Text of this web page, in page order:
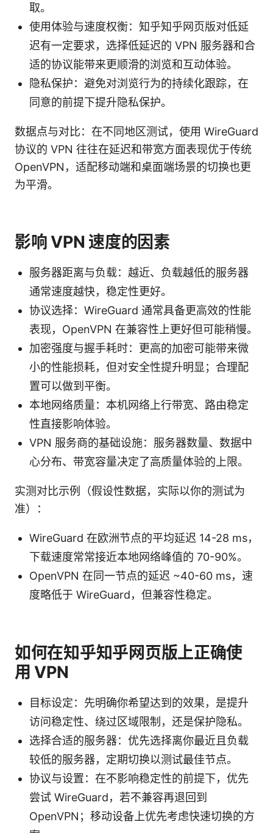
取。
使用体验与速度权衡：知乎知乎网页版对低延
迟有一定要求，选择低延迟的 VPN 服务器和合
适的协议能带来更顺滑的浏览和互动体验。
隐私保护：避免对浏览行为的持续化跟踪，在
同意的前提下提升隐私保护。
数据点与对比：在不同地区测试，使用 WireGuard
协议的 VPN 往往在延迟和带宽方面表现优于传统
OpenVPN，适配移动端和桌面端场景的切换也更
为平滑。
影响 VPN 速度的因素
服务器距离与负载：越近、负载越低的服务器
通常速度越快，稳定性更好。
协议选择：WireGuard 通常具备更高效的性能
表现，OpenVPN 在兼容性上更好但可能稍慢。
加密强度与握手耗时：更高的加密可能带来微
小的性能损耗，但对安全性提升明显；合理配
置可以做到平衡。
本地网络质量：本机网络上行带宽、路由稳定
性直接影响体验。
VPN 服务商的基础设施：服务器数量、数据中
心分布、带宽容量决定了高质量体验的上限。
实测对比示例（假设性数据，实际以你的测试为
准）：
WireGuard 在欧洲节点的平均延迟 14-28 ms，
下载速度常常接近本地网络峰值的 70-90%。
OpenVPN 在同一节点的延迟 ~40-60 ms，速
度略低于 WireGuard，但兼容性稳定。
如何在知乎知乎网页版上正确使
用 VPN
目标设定：先明确你希望达到的效果，是提升
访问稳定性、绕过区域限制，还是保护隐私。
选择合适的服务器：优先选择离你最近且负载
较低的服务器，定期切换以测试最佳节点。
协议与设置：在不影响稳定性的前提下，优先
尝试 WireGuard，若不兼容再退回到
OpenVPN；移动设备上优先考虑快速切换的方